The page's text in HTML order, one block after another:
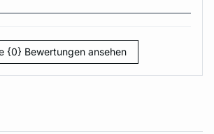
{0} Bewertungen ansehen